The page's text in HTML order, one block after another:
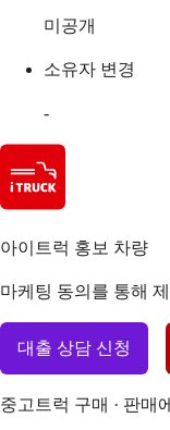
미공개
소유자 변경
-
아이트럭 홍보 차량
마케팅 동의를 통해
대출 상담 신청
중고트럭 구매 · 판매